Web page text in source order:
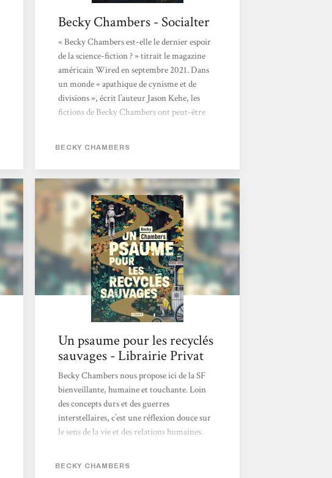
Becky Chambers - Socialter
« Becky Chambers est-elle le dernier espoir
de la science-fiction ? » titrait le magazine
américain Wired en septembre 2021. Dans
un monde « apathique de cynisme et de
divisions », écrit l’auteur Jason Kehe, les
fictions de Becky Chambers ont peut-être
pétri de philosophie, de sciences et de grâce.
Née en 1985 de deux scientifiques
(astrobiologiste et ingénieur satellite), elle
bouscule le monde très codifié...
BECKY CHAMBERS
Un psaume pour les recyclés
sauvages - Librairie Privat
Becky Chambers nous propose ici de la SF
bienveillante, humaine et touchante. Loin
des concepts durs et des guerres
interstellaires, c’est une réflexion douce sur
le sens de la vie et des relations humaines.
BECKY CHAMBERS